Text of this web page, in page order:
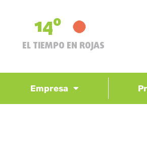
14º
EL TIEMPO EN ROJAS
Empresa